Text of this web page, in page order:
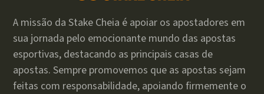
A missão da Stake Cheia é apoiar os apostadores em
sua jornada pelo emocionante mundo das apostas
esportivas, destacando as principais casas de
apostas. Sempre promovemos que as apostas sejam
feitas com responsabilidade, apoiando firmemente o